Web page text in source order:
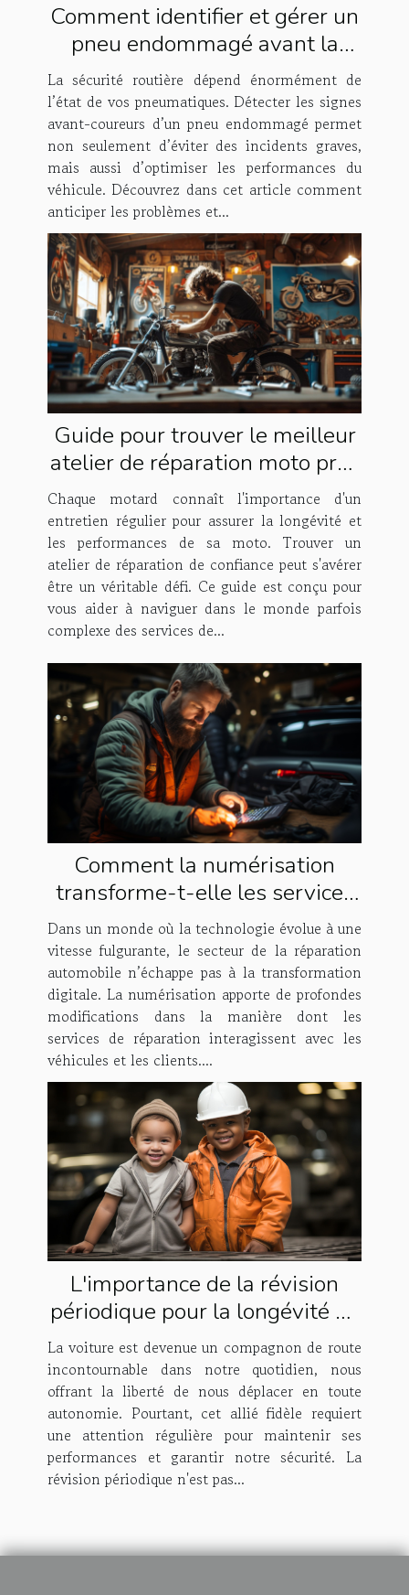
Comment identifier et gérer un
pneu endommagé avant la
catastrophe ?
La sécurité routière dépend énormément de
l’état de vos pneumatiques. Détecter les signes
avant-coureurs d’un pneu endommagé permet
non seulement d’éviter des incidents graves,
mais aussi d’optimiser les performances du
véhicule. Découvrez dans cet article comment
anticiper les problèmes et...
Guide pour trouver le meilleur
atelier de réparation moto près
de chez vous
Chaque motard connaît l'importance d'un
entretien régulier pour assurer la longévité et
les performances de sa moto. Trouver un
atelier de réparation de confiance peut s'avérer
être un véritable défi. Ce guide est conçu pour
vous aider à naviguer dans le monde parfois
complexe des services de...
Comment la numérisation
transforme-t-elle les services
de réparation automobile ?
Dans un monde où la technologie évolue à une
vitesse fulgurante, le secteur de la réparation
automobile n’échappe pas à la transformation
digitale. La numérisation apporte de profondes
modifications dans la manière dont les
services de réparation interagissent avec les
véhicules et les clients....
L'importance de la révision
périodique pour la longévité de
votre voiture
La voiture est devenue un compagnon de route
incontournable dans notre quotidien, nous
offrant la liberté de nous déplacer en toute
autonomie. Pourtant, cet allié fidèle requiert
une attention régulière pour maintenir ses
performances et garantir notre sécurité. La
révision périodique n'est pas...